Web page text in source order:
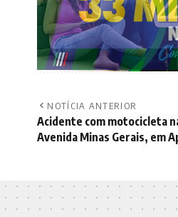
NOTÍCIA ANTERIOR
Acidente com motocicleta
Avenida Minas Gerais, em